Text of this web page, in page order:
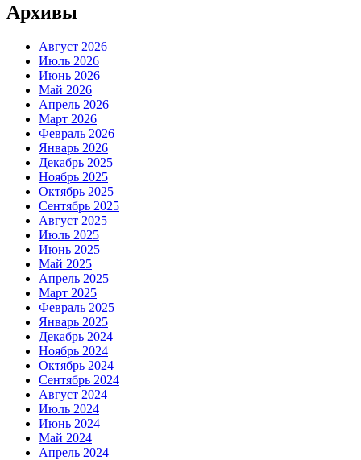
Архивы
Август 2026
Июль 2026
Июнь 2026
Май 2026
Апрель 2026
Март 2026
Февраль 2026
Январь 2026
Декабрь 2025
Ноябрь 2025
Октябрь 2025
Сентябрь 2025
Август 2025
Июль 2025
Июнь 2025
Май 2025
Апрель 2025
Март 2025
Февраль 2025
Январь 2025
Декабрь 2024
Ноябрь 2024
Октябрь 2024
Сентябрь 2024
Август 2024
Июль 2024
Июнь 2024
Май 2024
Апрель 2024